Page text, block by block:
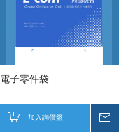
電子零件袋
加入詢價籃